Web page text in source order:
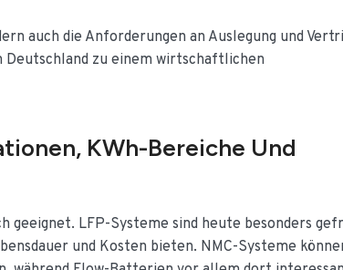
auch die Anforderungen an Auslegung und
Deutschland zu einem wirtschaftlichen
KWh-Bereiche Und
LFP-Systeme sind heute besonders
und Kosten bieten. NMC-Systeme